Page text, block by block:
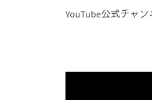
YouTube公式チャ